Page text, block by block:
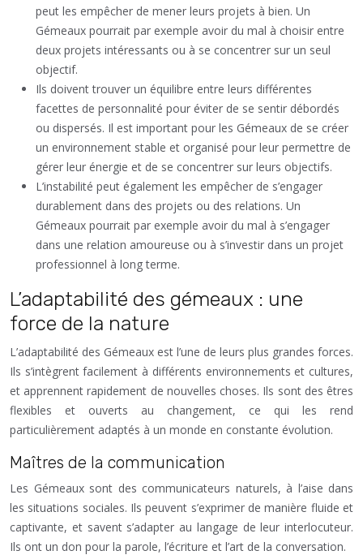
peut les empêcher de mener leurs projets à bien. Un
Gémeaux pourrait par exemple avoir du mal à choisir entre
deux projets intéressants ou à se concentrer sur un seul
objectif.
Ils doivent trouver un équilibre entre leurs différentes
facettes de personnalité pour éviter de se sentir débordés
ou dispersés. Il est important pour les Gémeaux de se créer
un environnement stable et organisé pour leur permettre de
gérer leur énergie et de se concentrer sur leurs objectifs.
L’instabilité peut également les empêcher de s’engager
durablement dans des projets ou des relations. Un
Gémeaux pourrait par exemple avoir du mal à s’engager
dans une relation amoureuse ou à s’investir dans un projet
professionnel à long terme.
L’adaptabilité des gémeaux : une
force de la nature
L’adaptabilité des Gémeaux est l’une de leurs plus grandes forces.
Ils s’intègrent facilement à différents environnements et cultures,
et apprennent rapidement de nouvelles choses. Ils sont des êtres
flexibles et ouverts au changement, ce qui les rend
particulièrement adaptés à un monde en constante évolution.
Maîtres de la communication
Les Gémeaux sont des communicateurs naturels, à l’aise dans
les situations sociales. Ils peuvent s’exprimer de manière fluide et
captivante, et savent s’adapter au langage de leur interlocuteur.
Ils ont un don pour la parole, l’écriture et l’art de la conversation.